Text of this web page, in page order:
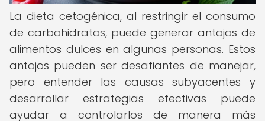
La dieta cetogénica, al restringir el consumo
de carbohidratos, puede generar antojos de
alimentos dulces en algunas personas. Estos
antojos pueden ser desafiantes de manejar,
pero entender las causas subyacentes y
desarrollar estrategias efectivas puede
ayudar a controlarlos de manera más